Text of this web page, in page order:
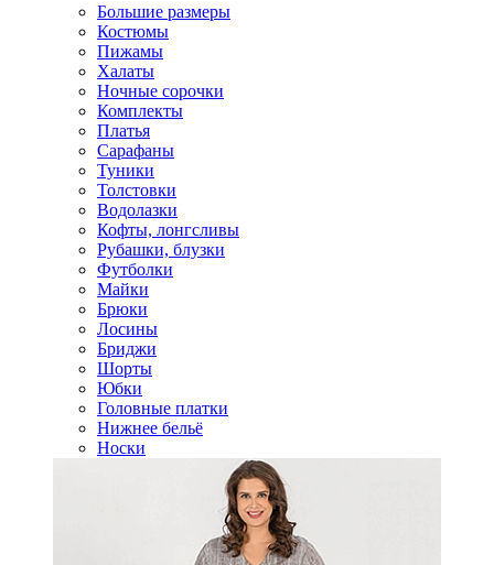
Большие размеры
Костюмы
Пижамы
Халаты
Ночные сорочки
Комплекты
Платья
Сарафаны
Туники
Толстовки
Водолазки
Кофты, лонгсливы
Рубашки, блузки
Футболки
Майки
Брюки
Лосины
Бриджи
Шорты
Юбки
Головные платки
Нижнее бельё
Носки